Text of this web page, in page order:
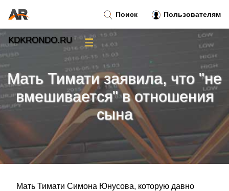
Мать Тимати заявила, что "не
вмешивается" в отношения
сына
Мать Тимати Симона Юнусова, которую давно
Поиск Пользователям
KDKRONDO.RU ☰
Тренды новостей»
Правила»